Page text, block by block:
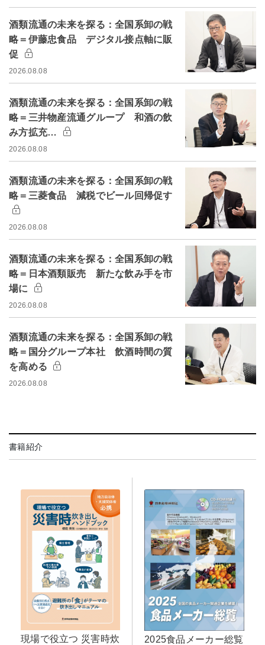
酒類流通の未来を探る：全国系卸の戦
略＝伊藤忠食品 デジタル接点軸に販
促
2026.08.08
酒類流通の未来を探る：全国系卸の戦
略＝三井物産流通グループ 和酒の飲
み方拡充…
2026.08.08
酒類流通の未来を探る：全国系卸の戦
略＝三菱食品 減税でビール回帰促す
2026.08.08
酒類流通の未来を探る：全国系卸の戦
略＝日本酒類販売 新たな飲み手を市
場に
2026.08.08
酒類流通の未来を探る：全国系卸の戦
略＝国分グループ本社 飲酒時間の質
を高める
2026.08.08
書籍紹介
現場で役立つ 災害時炊
2025食品メーカー総覧